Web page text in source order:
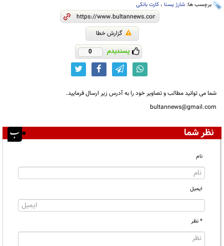
برچسب ها: شارژ یسنا ، کارت بانکی
گزارش خطا
پسندیدم 0
شما می توانید مطالب و تصاویر خود را به آدرس زیر ارسال فرمایید.
bultannews@gmail.com
نظر شما
نام
ایمیل
* نظر